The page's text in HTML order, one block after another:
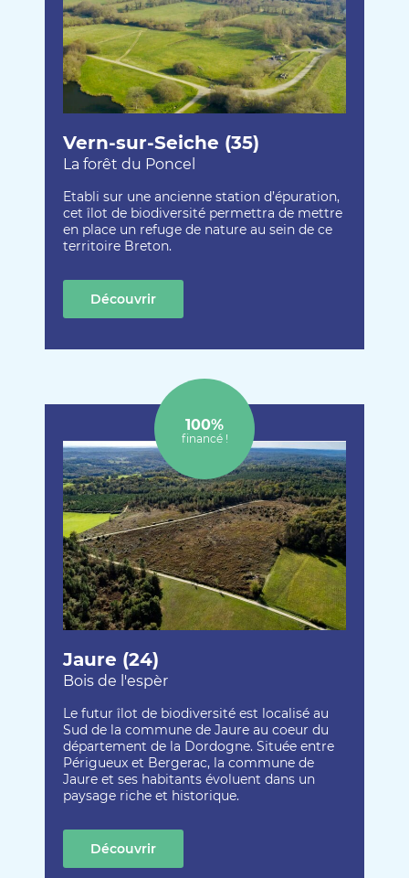
Vern-sur-Seiche (35)
La forêt du Poncel
Etabli sur une ancienne station d’épuration,
cet îlot de biodiversité permettra de mettre
en place un refuge de nature au sein de ce
territoire Breton.
Découvrir
Jaure (24)
Bois de l'espèr
Le futur îlot de biodiversité est localisé au
Sud de la commune de Jaure au coeur du
département de la Dordogne. Située entre
Périgueux et Bergerac, la commune de
Jaure et ses habitants évoluent dans un
paysage riche et historique.
100%
financé !
Découvrir